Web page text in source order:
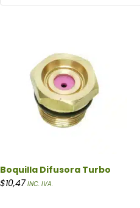
Boquilla Difusora Turbo
$10,47 INC. IVA.